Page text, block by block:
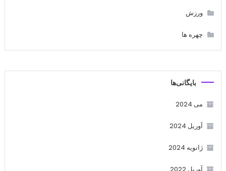
ورزش
چهره ها
بایگانی‌ها
می 2024
آوریل 2024
ژانویه 2024